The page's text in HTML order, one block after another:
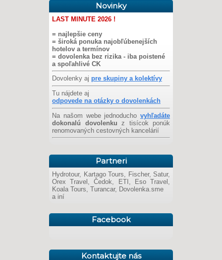
Novinky
LAST MINUTE 2026 !
= najlepšie ceny
= široká ponuka najobľúbenejších
hotelov a termínov
= dovolenka bez rizika - iba poistené
a spoľahlivé CK
Dovolenky aj pre skupiny a kolektívy
Tu nájdete aj
odpovede na otázky o dovolenkách
Na našom webe jednoducho vyhľadáte
dokonalú dovolenku z tisícok ponúk
renomovaných cestovných kancelárií
Partneri
Hydrotour, Kartago Tours, Fischer, Satur,
Orex Travel, Čedok, ETI, Eso Travel,
Koala Tours, Turancar, Dovolenka.sme
a iní
Facebook
Kontaktujte nás